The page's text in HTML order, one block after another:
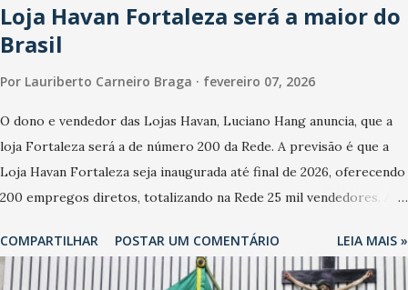
com a pesquisa, 44% dos n...
Loja Havan Fortaleza será a maior do
Brasil
Por Lauriberto Carneiro Braga fevereiro 07, 2026
O dono e vendedor das Lojas Havan, Luciano Hang anuncia, que a
loja Fortaleza será a de número 200 da Rede. A previsão é que a
Loja Havan Fortaleza seja inaugurada até final de 2026, oferecendo
200 empregos diretos, totalizando na Rede 25 mil vendedores. A
oficialmente, mas fontes extraoficiais indicam, que será na Avenida
Washington Soares-Messejana. Uma coisa é certa: será a maior
COMPARTILHAR POSTAR UM COMENTÁRIO LEIA MAIS »